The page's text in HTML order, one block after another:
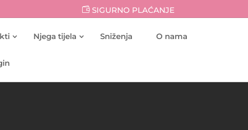
SIGURNO PLAĆANJE
Njega tijela Sniženja O nama